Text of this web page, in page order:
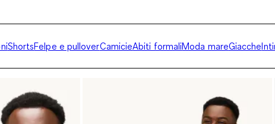
ShortsFelpe e pulloverCamicieAbiti formaliModa mareGiacche